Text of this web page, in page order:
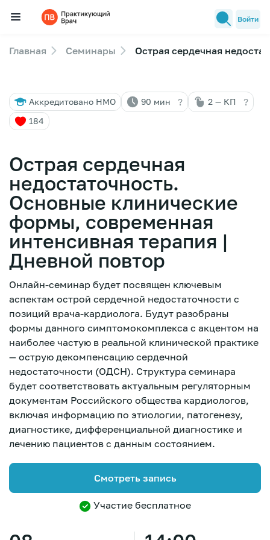
Семинары
Лекторы
FAQ
Зарегистрироваться
Войти
Главная Семинары Острая сердечная
Аккредитовано НМО 90 мин ? 2 — КП ?
184
Острая сердечная
недостаточность.
Основные клинические
формы, современная
интенсивная терапия |
Дневной повтор
Онлайн-семинар будет посвящен ключевым
аспектам острой сердечной недостаточности с
позиций врача-кардиолога. Будут разобраны
формы данного симптомокомплекса с акцентом на
наиболее частую в реальной клинической практике
— острую декомпенсацию сердечной
недостаточности (ОДСН). Структура семинара
будет соответствовать актуальным регуляторным
документам Российского общества кардиологов,
включая информацию по этиологии, патогенезу,
диагностике, дифференциальной диагностике и
лечению пациентов с данным состоянием.
Смотреть запись
Участие бесплатное